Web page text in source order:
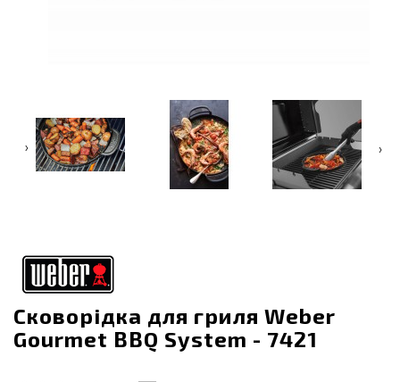
‹ ›
Сковорідка для гриля Weber
Gourmet BBQ System - 7421